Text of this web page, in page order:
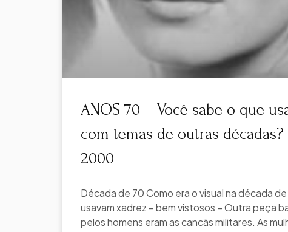
ANOS 70 – Você sabe o que
com temas de outras décadas?
2000
Década de 70 Como era o visual na década
usavam xadrez – bem vistosos – Outra peça
pelos homens eram as cancãs militares. As